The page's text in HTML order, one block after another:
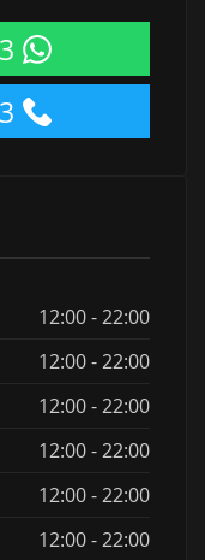
12:00 - 22:00
12:00 - 22:00
12:00 - 22:00
12:00 - 22:00
12:00 - 22:00
12:00 - 22:00